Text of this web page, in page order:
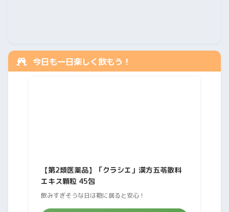
今日も一日楽しく飲もう！
【第2類医薬品】「クラシエ」漢方五苓散料
エキス顆粒 45包
飲みすぎそうな日は鞄に居ると安心！